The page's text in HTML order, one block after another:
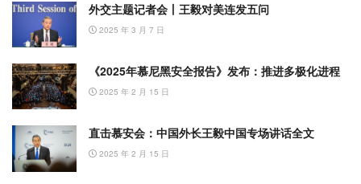
外交主题记者会丨王毅对美连发五问
2025 年 3 月 7 日
《2025年慕尼黑安全报告》发布：推进多极化进程
2025 年 2 月 15 日
直击慕安会：中国外长王毅中国专场讲话全文
2025 年 2 月 15 日